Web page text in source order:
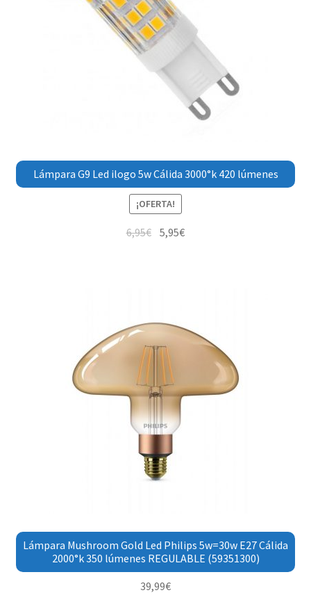
Lámpara G9 Led ilogo 5w Cálida 3000°k 420 lúmenes
¡OFERTA!
6,95€ 5,95€
Lámpara Mushroom Gold Led Philips 5w=30w E27 Cálida
2000°k 350 lúmenes REGULABLE (59351300)
39,99€